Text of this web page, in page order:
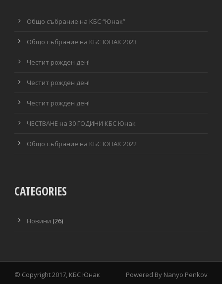
Общо събрание на КБС “Юнак”
Общо събрание на КБС ЮНАК 2023
Честит рожден ден!
Честит рожден ден!
Честит рожден ден!
ЧЕСТВАНЕ на 30 ГОДИНИ КБС Юнак
Общо събрание на КБС ЮНАК 2022
CATEGORIES
Новини (26)
© Copyright 2017, КБС Юнак Powered By Nanyo Penkov